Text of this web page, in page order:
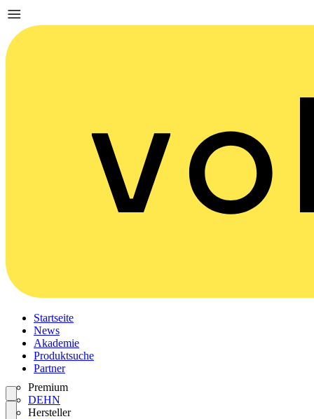
Startseite
News
Akademie
Produktsuche
Partner
Premium
DEHN
Hersteller